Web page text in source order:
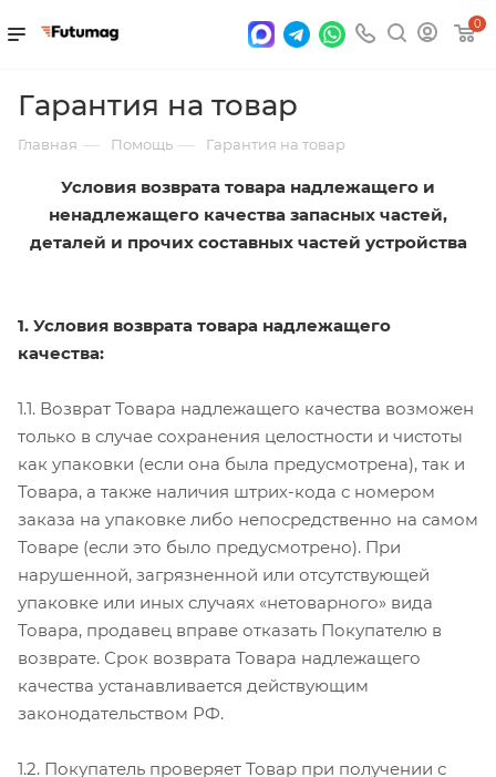
0
Гарантия на товар
Главная — Помощь — Гарантия на товар
Условия возврата товара надлежащего и
ненадлежащего качества запасных частей,
деталей и прочих составных частей устройства
1. Условия возврата товара надлежащего
качества:
1.1. Возврат Товара надлежащего качества возможен
только в случае сохранения целостности и чистоты
как упаковки (если она была предусмотрена), так и
Товара, а также наличия штрих-кода с номером
заказа на упаковке либо непосредственно на самом
Товаре (если это было предусмотрено). При
нарушенной, загрязненной или отсутствующей
упаковке или иных случаях «нетоварного» вида
Товара, продавец вправе отказать Покупателю в
возврате. Срок возврата Товара надлежащего
качества устанавливается действующим
законодательством РФ.
1.2. Покупатель проверяет Товар при получении с